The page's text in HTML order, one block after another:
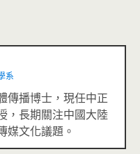
系
傳播博士，現任中正
，長期關注中國大陸
媒文化議題。